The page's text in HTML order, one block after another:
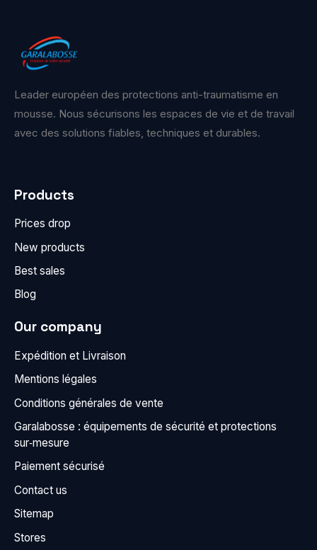
Leader européen des protections anti-traumatisme en
mousse. Nous sécurisons les espaces de vie et de travail
avec des solutions fiables, techniques et durables.
Products
Prices drop
New products
Best sales
Blog
Our company
Expédition et Livraison
Mentions légales
Conditions générales de vente
Garalabosse : équipements de sécurité et protections
sur‑mesure
Paiement sécurisé
Contact us
Sitemap
Stores